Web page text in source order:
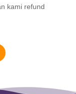
kami refund